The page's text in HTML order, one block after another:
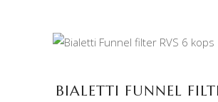
BIALETTI FUNNEL